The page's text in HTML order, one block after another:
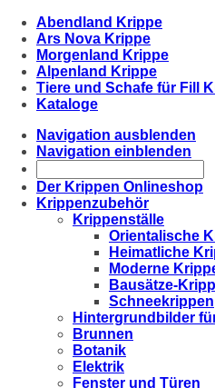
Abendland Krippe
Ars Nova Krippe
Morgenland Krippe
Alpenland Krippe
Tiere und Schafe für Fill
Kataloge
Navigation ausblenden
Navigation einblenden
Der Krippen Onlineshop
Krippenzubehör
Krippenställe
Orientalische
Heimatliche
Moderne
Bausätze-
Schneekrippen
Hintergrundbilder
Brunnen
Botanik
Elektrik
Fenster und Türen